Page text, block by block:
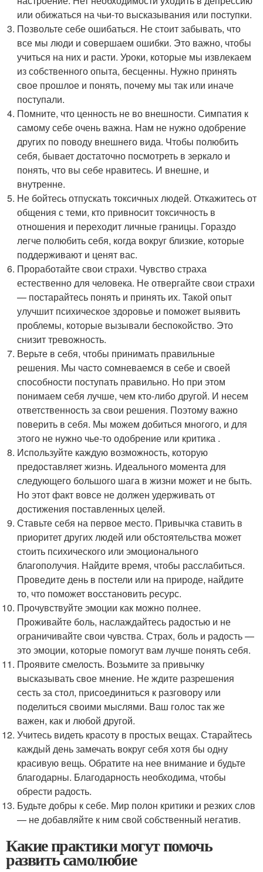
или обижаться на чьи-то высказывания или поступки.
Позвольте себе ошибаться. Не стоит забывать, что
все мы люди и совершаем ошибки. Это важно, чтобы
учиться на них и расти. Уроки, которые мы извлекаем
из собственного опыта, бесценны. Нужно принять
свое прошлое и понять, почему мы так или иначе
поступали.
Помните, что ценность не во внешности. Симпатия к
самому себе очень важна. Нам не нужно одобрение
других по поводу внешнего вида. Чтобы полюбить
себя, бывает достаточно посмотреть в зеркало и
понять, что вы себе нравитесь. И внешне, и
внутренне.
Не бойтесь отпускать токсичных людей. Откажитесь от
общения с теми, кто привносит токсичность в
отношения и переходит личные границы. Гораздо
легче полюбить себя, когда вокруг близкие, которые
поддерживают и ценят вас.
Проработайте свои страхи. Чувство страха
естественно для человека. Не отвергайте свои страхи
— постарайтесь понять и принять их. Такой опыт
улучшит психическое здоровье и поможет выявить
проблемы, которые вызывали беспокойство. Это
снизит тревожность.
Верьте в себя, чтобы принимать правильные
решения. Мы часто сомневаемся в себе и своей
способности поступать правильно. Но при этом
понимаем себя лучше, чем кто-либо другой. И несем
ответственность за свои решения. Поэтому важно
поверить в себя. Мы можем добиться многого, и для
этого не нужно чье-то одобрение или критика .
Используйте каждую возможность, которую
предоставляет жизнь. Идеального момента для
следующего большого шага в жизни может и не быть.
Но этот факт вовсе не должен удерживать от
достижения поставленных целей.
Ставьте себя на первое место. Привычка ставить в
приоритет других людей или обстоятельства может
стоить психического или эмоционального
благополучия. Найдите время, чтобы расслабиться.
Проведите день в постели или на природе, найдите
то, что поможет восстановить ресурс.
Прочувствуйте эмоции как можно полнее.
Проживайте боль, наслаждайтесь радостью и не
ограничивайте свои чувства. Страх, боль и радость —
это эмоции, которые помогут вам лучше понять себя.
Проявите смелость. Возьмите за привычку
высказывать свое мнение. Не ждите разрешения
сесть за стол, присоединиться к разговору или
поделиться своими мыслями. Ваш голос так же
важен, как и любой другой.
Учитесь видеть красоту в простых вещах. Старайтесь
каждый день замечать вокруг себя хотя бы одну
красивую вещь. Обратите на нее внимание и будьте
благодарны. Благодарность необходима, чтобы
обрести радость.
Будьте добры к себе. Мир полон критики и резких слов
— не добавляйте к ним свой собственный негатив.
Какие практики могут помочь
развить самолюбие